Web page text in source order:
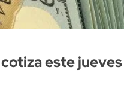
este jueves